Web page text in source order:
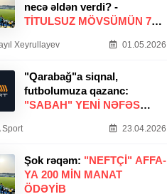
necə əldən verdi? -
TITULSUZ MÖVSÜMÜN 7
Xeyrullayev 01.05.2026
"Qarabağ"a siqnal,
futbolumuza qazanc:
"SABAH" YENI NƏFƏS
Sport 23.04.2026
Şok rəqəm: "NEFTÇI" AFFA-
YA 200 MIN MANAT
ÖDƏYIB